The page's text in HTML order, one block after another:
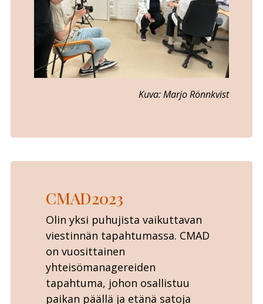
Kuva: Marjo Rönnkvist
CMAD2023
Olin yksi puhujista vaikuttavan
viestinnän tapahtumassa. CMAD
on vuosittainen
yhteisömanagereiden
tapahtuma, johon osallistuu
paikan päällä ja etänä satoja